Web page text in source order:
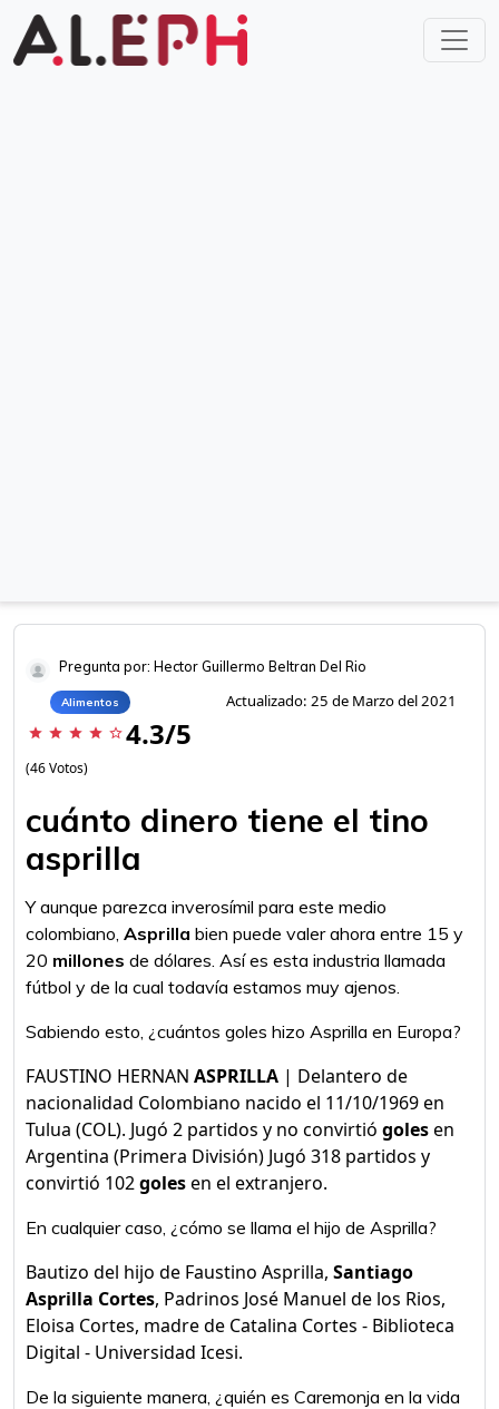
Pregunta por: Hector Guillermo Beltran Del Rio
Alimentos Actualizado: 25 de Marzo del 2021
star star star star star_border 4.3/5
(46 Votos)
cuánto dinero tiene el tino
asprilla
Y aunque parezca inverosímil para este medio
colombiano, Asprilla bien puede valer ahora entre 15 y
20 millones de dólares. Así es esta industria llamada
fútbol y de la cual todavía estamos muy ajenos.
Sabiendo esto, ¿cuántos goles hizo Asprilla en Europa?
FAUSTINO HERNAN ASPRILLA | Delantero de
nacionalidad Colombiano nacido el 11/10/1969 en
Tulua (COL). Jugó 2 partidos y no convirtió golesen
Argentina (Primera División) Jugó 318 partidos y
convirtió 102golesen el extranjero.
En cualquier caso, ¿cómo se llama el hijo de Asprilla?
Bautizo del hijo de Faustino Asprilla, Santiago
Asprilla Cortes, Padrinos José Manuel de los Rios,
Eloisa Cortes, madre de Catalina Cortes - Biblioteca
Digital - Universidad Icesi.
De la siguiente manera, ¿quién es Caremonja en la vida